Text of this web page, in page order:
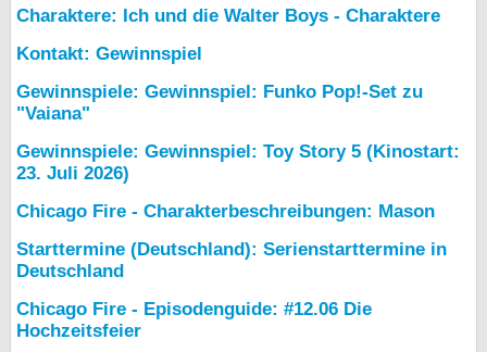
Charaktere: Ich und die Walter Boys - Charaktere
Kontakt: Gewinnspiel
Gewinnspiele: Gewinnspiel: Funko Pop!-Set zu
"Vaiana"
Gewinnspiele: Gewinnspiel: Toy Story 5 (Kinostart:
23. Juli 2026)
Chicago Fire - Charakterbeschreibungen: Mason
Starttermine (Deutschland): Serienstarttermine in
Deutschland
Chicago Fire - Episodenguide: #12.06 Die
Hochzeitsfeier